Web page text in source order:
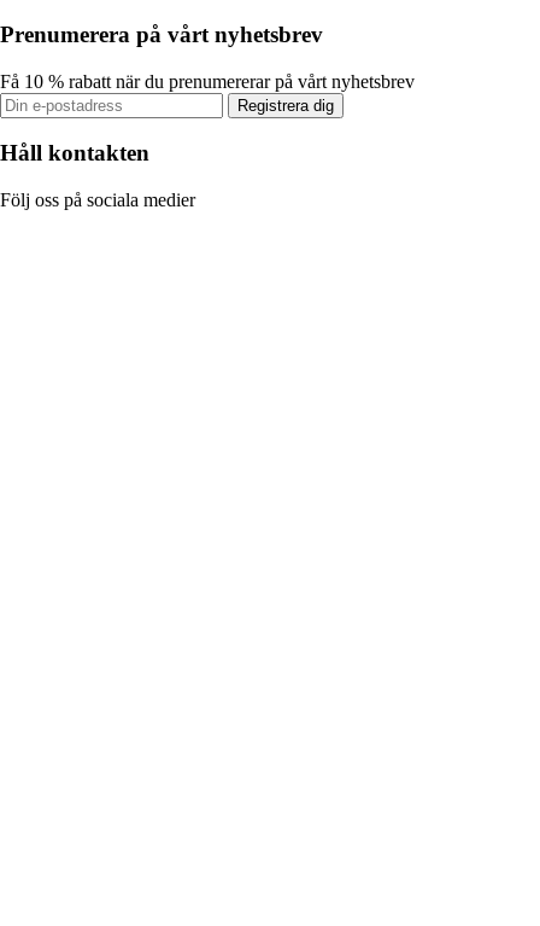
Prenumerera på vårt nyhetsbrev
Få 10 % rabatt när du prenumererar på vårt nyhetsbrev
Registrera dig
Håll kontakten
Följ oss på sociala medier